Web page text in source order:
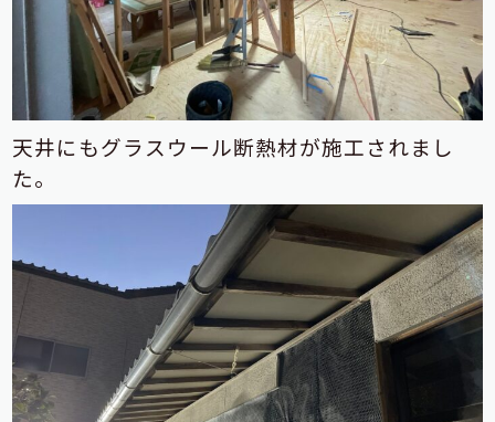
天井にもグラスウール断熱材が施工されまし
た。